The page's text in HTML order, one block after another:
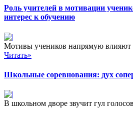
Роль учителей в мотивации
интерес к обучению
Мотивы учеников напрямую влияют
Читать»
Школьные соревнования: дух
В школьном дворе звучит гул